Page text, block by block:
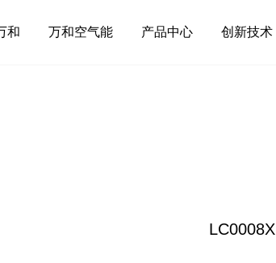
和 万和空气能 产品中心 创新技术
LC0008X